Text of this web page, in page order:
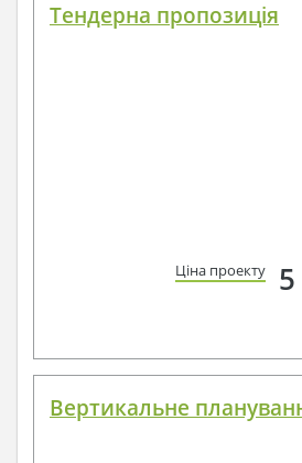
Тендерна пропозиція
Ціна проекту
Вертикальне